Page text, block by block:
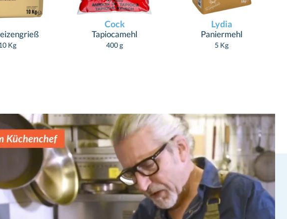
Kg
Cock
Tapiocamehl
400 g
Lydia
Paniermehl
5 Kg